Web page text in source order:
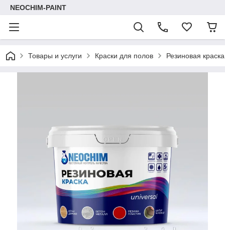
NEOCHIM-PAINT
Товары и услуги Краски для полов Резиновая